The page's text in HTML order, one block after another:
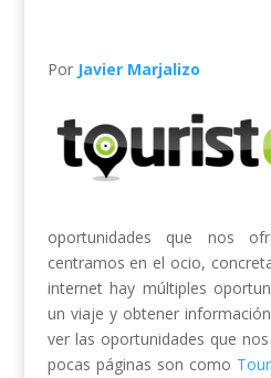
Por Javier Marjalizo
oportunidades que nos
centramos en el ocio,
internet hay múltiples
un viaje y obtener
ver las oportunidades que
pocas páginas son como